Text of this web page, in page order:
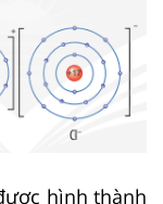
hình thành